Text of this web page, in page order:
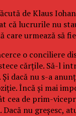
de Klaus
că lucrurile nu
care urmează să
o conciliere
cărțile. Să-l
Și dacă nu s-a
Încă și mai
cea de prim-
Dacă nu